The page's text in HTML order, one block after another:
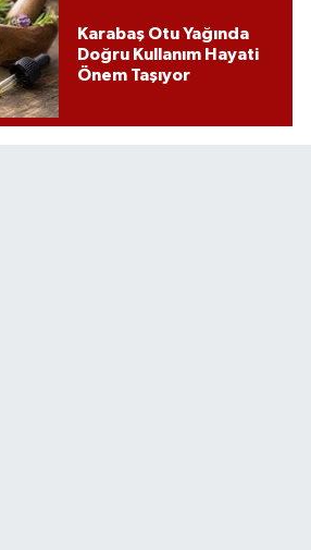
Karabaş Otu Yağında
Doğru Kullanım Hayati
Önem Taşıyor